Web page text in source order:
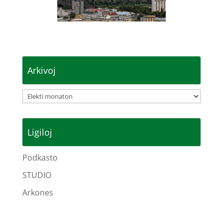
Arkivoj
Arkivoj
Ligiloj
Podkasto
STUDIO
Arkones